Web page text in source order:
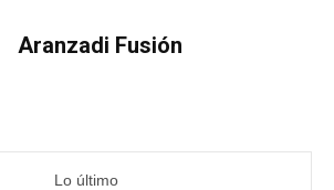
Aranzadi Fusión
Lo último